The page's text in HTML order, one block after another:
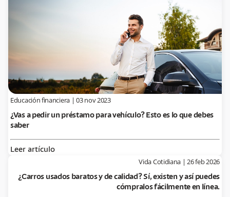
Educación financiera |03 nov 2023
¿Vas a pedir un préstamo para vehículo? Esto es lo que debes
saber
Leer artículo
Vida Cotidiana |26 feb 2026
¿Carros usados baratos y de calidad? Sí, existen y así puedes
cómpralos fácilmente en línea.